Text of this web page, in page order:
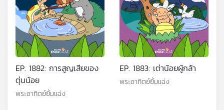
EP. 1882: การสูญเสียของ
ตุ่นน้อย
พระอาทิตย์ยิ้มแฉ่ง
EP. 1883: เต่าน้อยผู้กล้า
พระอาทิตย์ยิ้มแฉ่ง